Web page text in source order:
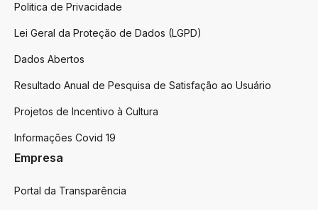
Politica de Privacidade
Lei Geral da Proteção de Dados (LGPD)
Dados Abertos
Resultado Anual de Pesquisa de Satisfação ao Usuário
Projetos de Incentivo à Cultura
Informações Covid 19
Empresa
Portal da Transparência